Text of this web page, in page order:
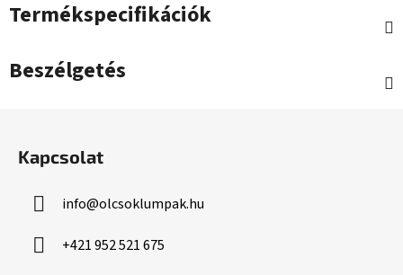
Termékspecifikációk
Beszélgetés
Kapcsolat
info@olcsoklumpak.hu
+421 952 521 675